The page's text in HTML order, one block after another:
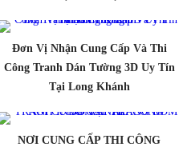
Đơn Vị Nhận Cung Cấp Và Thi
Công Tranh Dán Tường 3D Uy Tín
Tại Long Khánh
NƠI CUNG CẤP THI CÔNG